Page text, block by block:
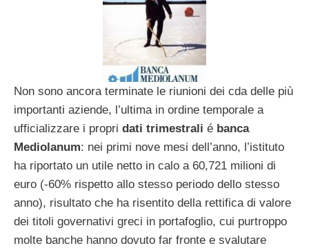
Non sono ancora terminate le riunioni dei cda delle più
importanti aziende, l’ultima in ordine temporale a
ufficializzare i propri dati trimestrali é banca
Mediolanum: nei primi nove mesi dell’anno, l’istituto
ha riportato un utile netto in calo a 60,721 milioni di
euro (-60% rispetto allo stesso periodo dello stesso
anno), risultato che ha risentito della rettifica di valore
dei titoli governativi greci in portafoglio, cui purtroppo
molte banche hanno dovuto far fronte e svalutare